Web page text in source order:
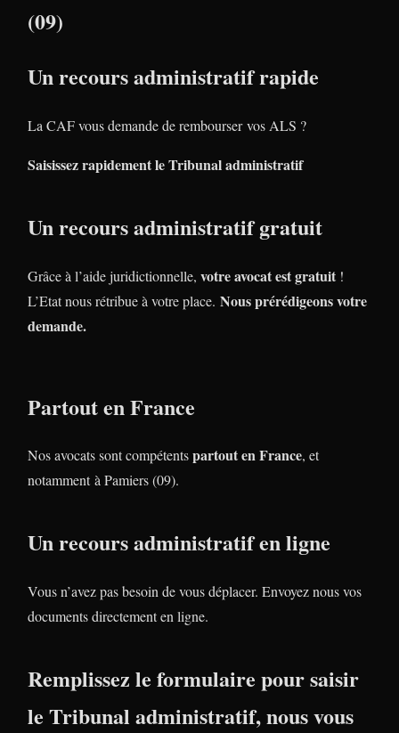
(09)
Un recours administratif rapide
La CAF vous demande de rembourser vos ALS ?
Saisissez rapidement le Tribunal administratif
Un recours administratif gratuit
Grâce à l’aide juridictionnelle, votre avocat est gratuit !
L’Etat nous rétribue à votre place. Nous prérédigeons votre
demande.
Partout en France
Nos avocats sont compétentspartout en France, et
notamment à Pamiers (09).
Un recours administratif en ligne
Vous n’avez pas besoin de vous déplacer. Envoyez nous vos
documents directement en ligne.
Remplissez le formulaire pour saisir
le Tribunal administratif, nous vous